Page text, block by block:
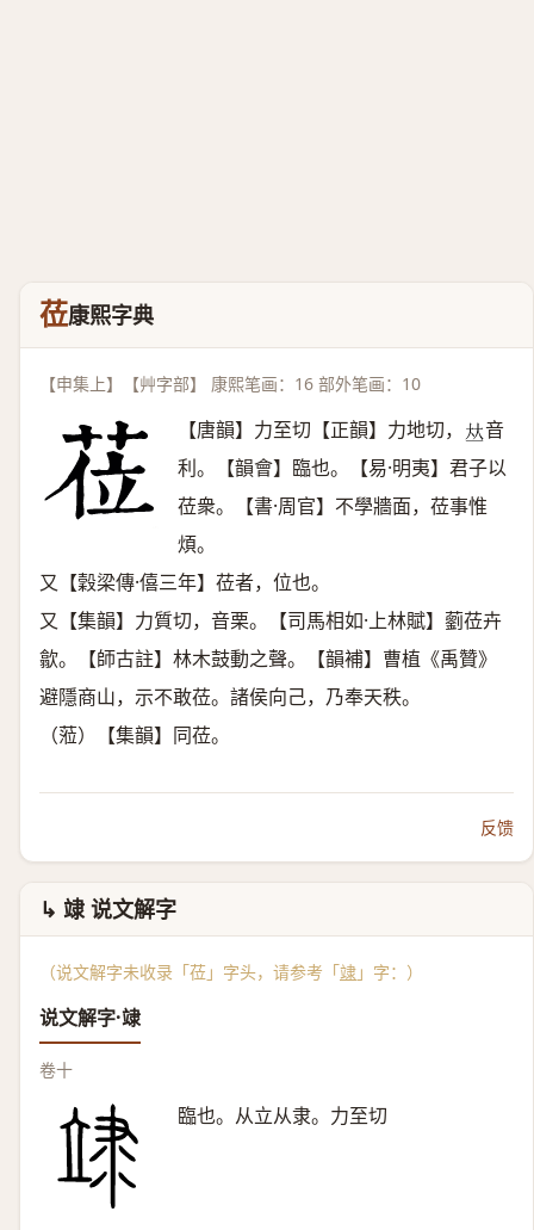
莅康熙字典
【申集上】【艸字部】 康熙笔画：16 部外笔画：10
【唐韻】力至切【正韻】力地切， 𠀤音
利。【韻會】臨也。【易·明夷】君子以
莅衆。【書·周官】不學牆面，莅事惟
煩。
又【穀梁傳·僖三年】莅者，位也。
又【集韻】力質切，音栗。【司馬相如·上林賦】藰莅卉
歙。【師古註】林木鼓動之聲。【韻補】曹植《禹贊》
避隱商山，示不敢莅。諸侯向己，乃奉天秩。
（蒞）【集韻】同莅。
反馈
↳ 䇐 说文解字
（说文解字未收录「莅」字头，请参考「䇐 」字：）
说文解字·䇐
卷十
臨也。从立从隶。力至切